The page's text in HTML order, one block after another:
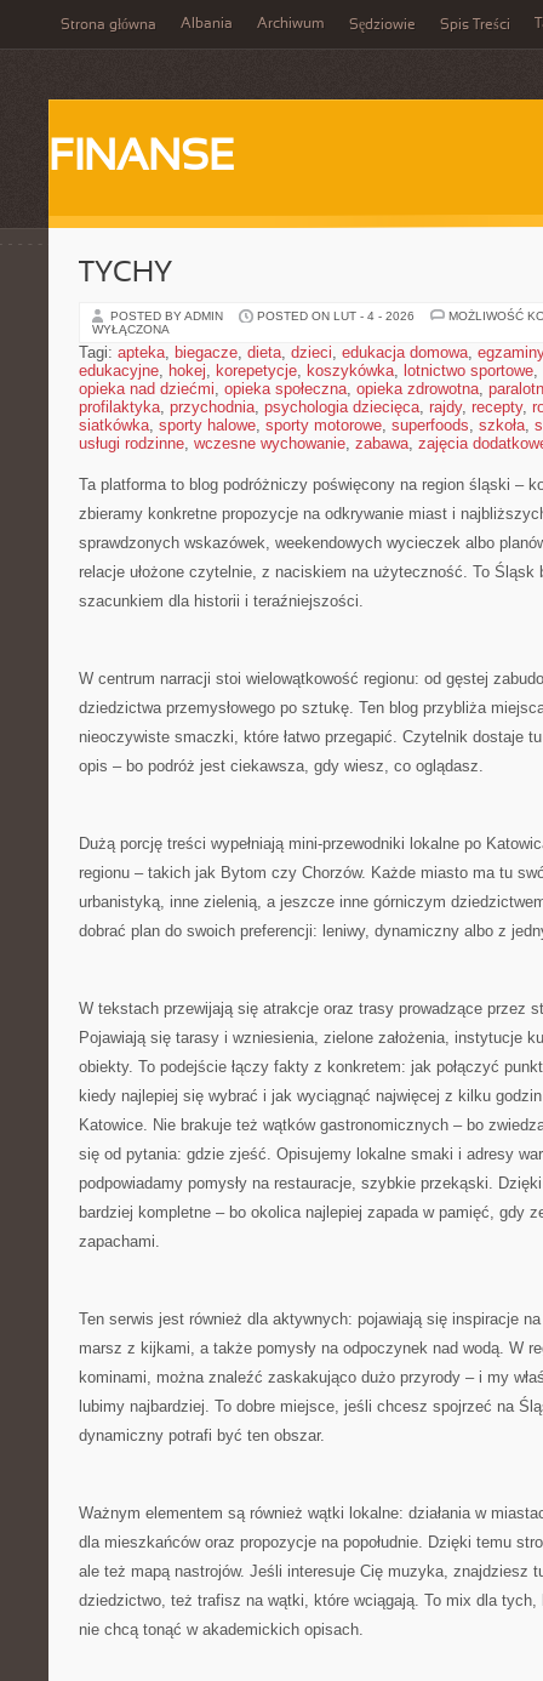
Strona główna Albania Archiwum Sędziowie Spis Treści
FINANSE
TYCHY
POSTED BY ADMIN POSTED ON LUT - 4 - 2026
MOŻLIWOŚĆ
WYŁĄCZONA
Tagi: apteka, biegacze, dieta, dzieci, edukacja domowa, egzaminy
edukacyjne, hokej, korepetycje, koszykówka, lotnictwo sportowe,
opieka nad dziećmi, opieka społeczna, opieka zdrowotna,
profilaktyka, przychodnia, psychologia dziecięca, rajdy, recepty,
siatkówka, sporty halowe, sporty motorowe, superfoods, szkoła,
usługi rodzinne, wczesne wychowanie, zabawa, zajęcia
Ta platforma to blog podróżniczy poświęcony na region śląski –
zbieramy konkretne propozycje na odkrywanie miast i
sprawdzonych wskazówek, weekendowych wycieczek albo
relacje ułożone czytelnie, z naciskiem na użyteczność. To Śląsk
szacunkiem dla historii i teraźniejszości.
W centrum narracji stoi wielowątkowość regionu: od gęstej
dziedzictwa przemysłowego po sztukę. Ten blog przybliża
nieoczywiste smaczki, które łatwo przegapić. Czytelnik dostaje
opis – bo podróż jest ciekawsza, gdy wiesz, co oglądasz.
Dużą porcję treści wypełniają mini-przewodniki lokalne po
regionu – takich jak Bytom czy Chorzów. Każde miasto ma tu
urbanistyką, inne zielenią, a jeszcze inne górniczym
dobrać plan do swoich preferencji: leniwy, dynamiczny albo z
W tekstach przewijają się atrakcje oraz trasy prowadzące przez
Pojawiają się tarasy i wzniesienia, zielone założenia, instytucje
obiekty. To podejście łączy fakty z konkretem: jak połączyć
kiedy najlepiej się wybrać i jak wyciągnąć najwięcej z kilku
Katowice. Nie brakuje też wątków gastronomicznych – bo
się od pytania: gdzie zjeść. Opisujemy lokalne smaki i adresy
podpowiadamy pomysły na restauracje, szybkie przekąski.
bardziej kompletne – bo okolica najlepiej zapada w pamięć, gdy
zapachami.
Ten serwis jest również dla aktywnych: pojawiają się inspiracje
marsz z kijkami, a także pomysły na odpoczynek nad wodą. W
kominami, można znaleźć zaskakująco dużo przyrody – i my
lubimy najbardziej. To dobre miejsce, jeśli chcesz spojrzeć na
dynamiczny potrafi być ten obszar.
Ważnym elementem są również wątki lokalne: działania w
dla mieszkańców oraz propozycje na popołudnie. Dzięki temu
ale też mapą nastrojów. Jeśli interesuje Cię muzyka, znajdziesz
dziedzictwo, też trafisz na wątki, które wciągają. To mix dla
nie chcą tonąć w akademickich opisach.